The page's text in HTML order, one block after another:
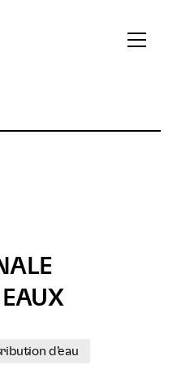
Ouvrir
d'eau